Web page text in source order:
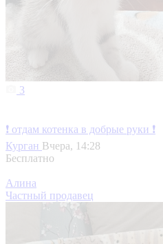
3
❗ отдам котенка в добрые руки ❗
Курган Вчера, 14:28
Бесплатно
Алина
Частный продавец